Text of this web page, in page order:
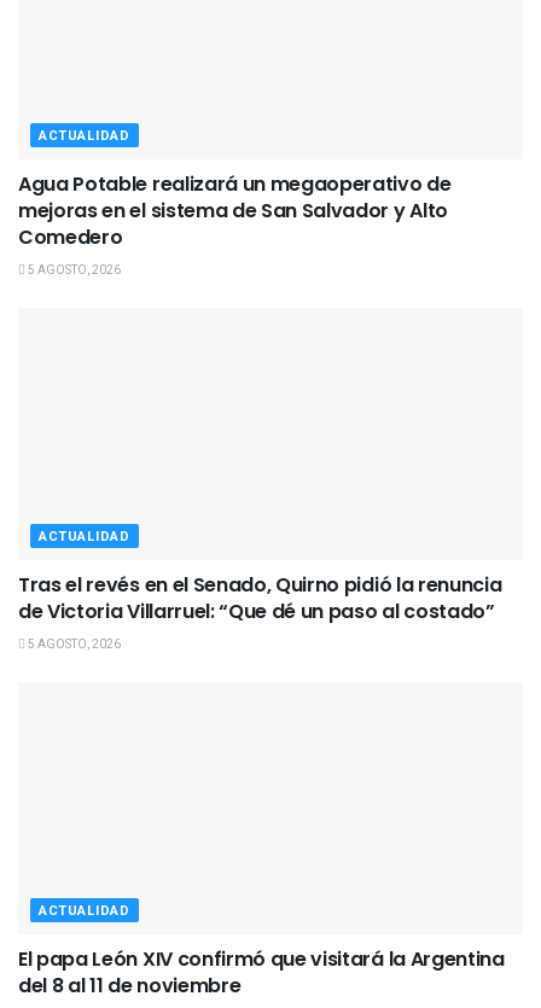
ACTUALIDAD
Agua Potable realizará un megaoperativo de
mejoras en el sistema de San Salvador y Alto
Comedero
5 AGOSTO, 2026
ACTUALIDAD
Tras el revés en el Senado, Quirno pidió la renuncia
de Victoria Villarruel: “Que dé un paso al costado”
5 AGOSTO, 2026
ACTUALIDAD
El papa León XIV confirmó que visitará la Argentina
del 8 al 11 de noviembre